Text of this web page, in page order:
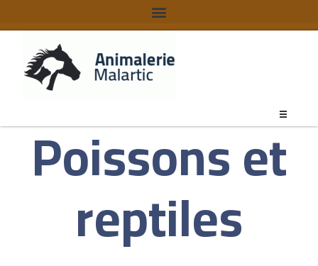
Poissons et
reptiles